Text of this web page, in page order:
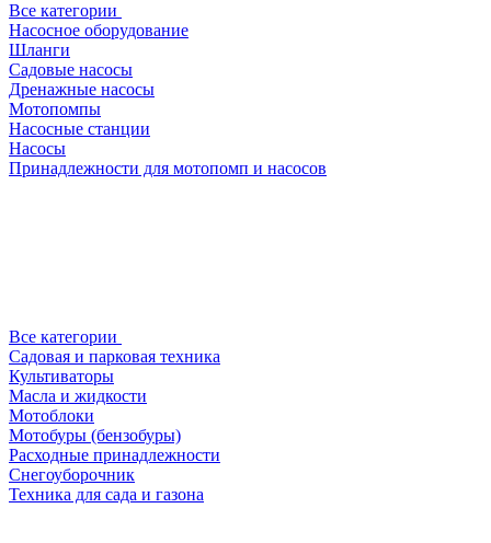
Все категории
Насосное оборудование
Шланги
Садовые насосы
Дренажные насосы
Мотопомпы
Насосные станции
Насосы
Принадлежности для мотопомп и насосов
Все категории
Садовая и парковая техника
Культиваторы
Масла и жидкости
Мотоблоки
Мотобуры (бензобуры)
Расходные принадлежности
Снегоуборочник
Техника для сада и газона